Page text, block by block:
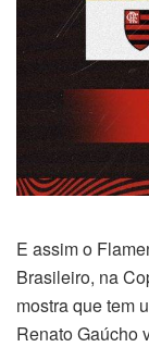
E assim o
Brasileiro, na
mostra que tem
Renato Gaúcho